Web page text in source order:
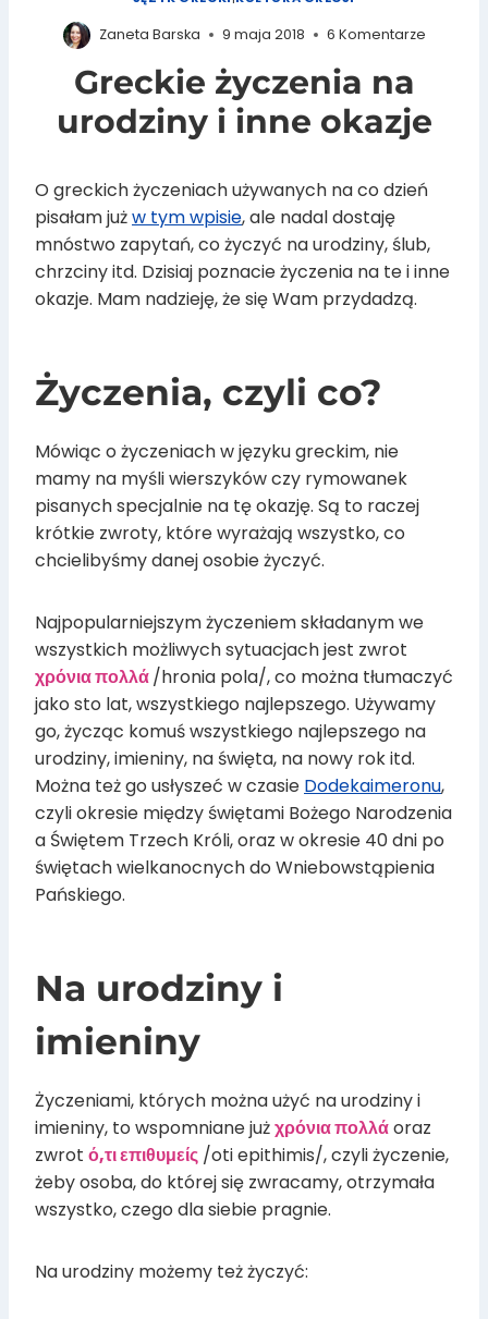
Zaneta Barska 9 maja 2018 6 Komentarze
Greckie życzenia na
urodziny i inne okazje
O greckich życzeniach używanych na co dzień
pisałam jużw tym wpisie, ale nadal dostaję
mnóstwo zapytań, co życzyć na urodziny, ślub,
chrzciny itd. Dzisiaj poznacie życzenia na te i inne
okazje. Mam nadzieję, że się Wam przydadzą.
Życzenia, czyli co?
Mówiąc o życzeniach w języku greckim, nie
mamy na myśli wierszyków czy rymowanek
pisanych specjalnie na tę okazję. Są to raczej
krótkie zwroty, które wyrażają wszystko, co
chcielibyśmy danej osobie życzyć.
Najpopularniejszym życzeniem składanym we
wszystkich możliwych sytuacjach jest zwrot
χρόνια πολλά/hronia pola/, co można tłumaczyć
jako sto lat, wszystkiego najlepszego. Używamy
go, życząc komuś wszystkiego najlepszego na
urodziny, imieniny, na święta, na nowy rok itd.
Można też go usłyszeć w czasie Dodekaimeronu,
czyli okresie między świętami Bożego Narodzenia
a Świętem Trzech Króli, oraz w okresie 40 dni po
świętach wielkanocnych do Wniebowstąpienia
Pańskiego.
Na urodziny i
imieniny
Życzeniami, których można użyć na urodziny i
imieniny, to wspomniane jużχρόνια πολλάoraz
zwrot ό,τι επιθυμείς /oti epithimis/, czyli życzenie,
żeby osoba, do której się zwracamy, otrzymała
wszystko, czego dla siebie pragnie.
Na urodziny możemy też życzyć: